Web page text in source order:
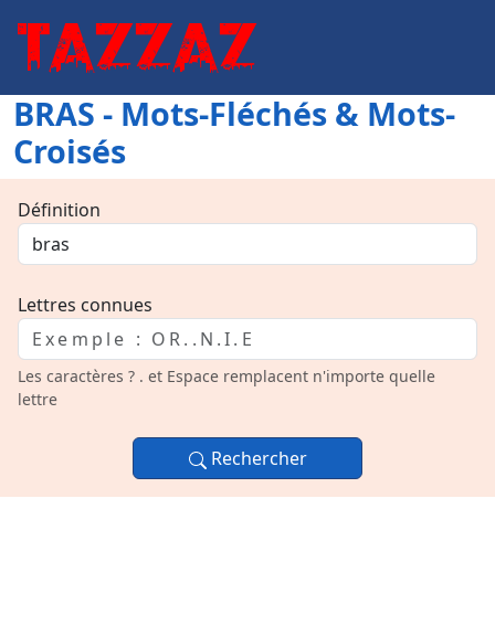
BRAS - Mots-Fléchés & Mots-
Croisés
Définition
Lettres connues
Les caractères ? . et Espace remplacent n'importe quelle
lettre
Rechercher